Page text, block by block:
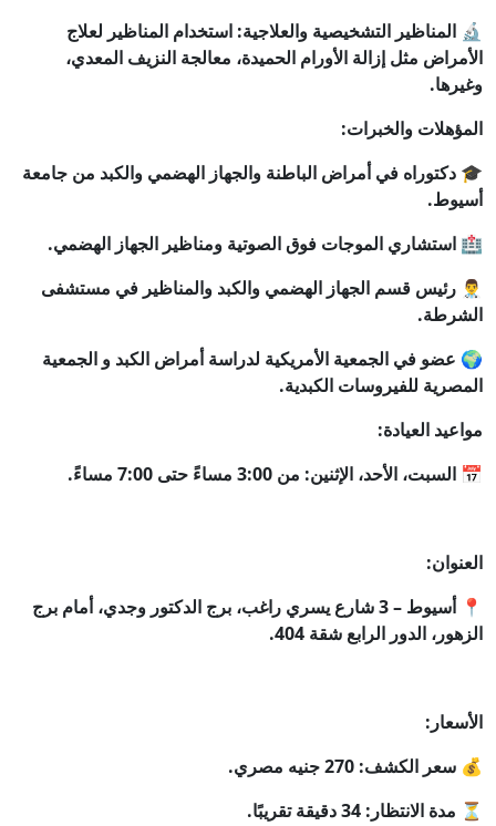
🔬 المناظير التشخيصية والعلاجية: استخدام المناظير لعلاج
الأمراض مثل إزالة الأورام الحميدة، معالجة النزيف المعدي،
وغيرها.
المؤهلات والخبرات:
🎓 دكتوراه في أمراض الباطنة والجهاز الهضمي والكبد من جامعة
أسيوط.
🏥 استشاري الموجات فوق الصوتية ومناظير الجهاز الهضمي.
👨‍⚕️ رئيس قسم الجهاز الهضمي والكبد والمناظير في مستشفى
الشرطة.
🌍 عضو في الجمعية الأمريكية لدراسة أمراض الكبد و الجمعية
المصرية للفيروسات الكبدية.
مواعيد العيادة:
📅 السبت، الأحد، الإثنين: من 3:00 مساءً حتى 7:00 مساءً.
العنوان:
📍 أسيوط – 3 شارع يسري راغب، برج الدكتور وجدي، أمام برج
الزهور، الدور الرابع شقة 404.
الأسعار:
💰 سعر الكشف: 270 جنيه مصري.
⏳ مدة الانتظار: 34 دقيقة تقريبًا.